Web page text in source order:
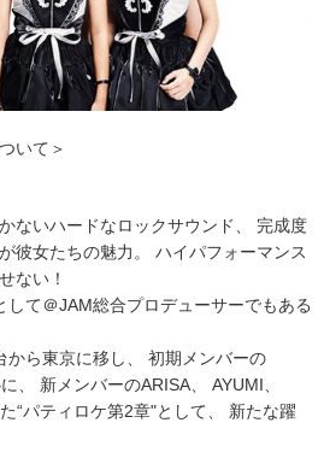
いて＞
ないハードなロックサウンド、 完成度
彼女たちの魅力。 ハイパフォーマンス
ない！
て＠JAM総合プロデューサーでもある
から東京に移し、 初期メンバーの
、 新メンバーのARISA、 AYUMI、
“パティロケ第2章"として、 新たな躍